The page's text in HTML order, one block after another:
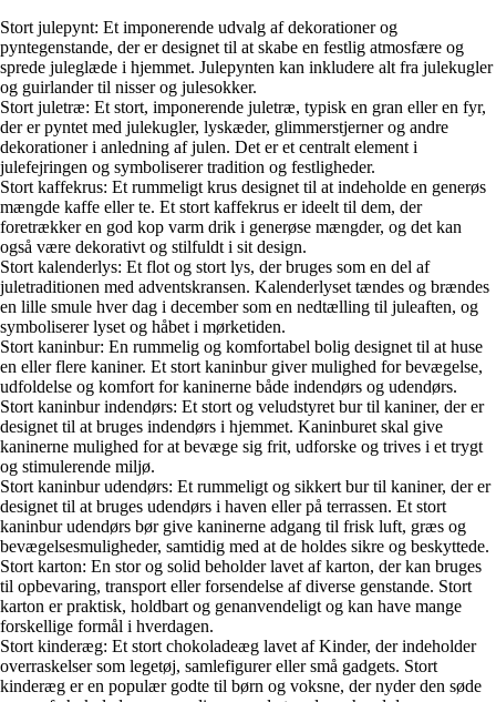
Stort julepynt: Et imponerende udvalg af dekorationer og
pyntegenstande, der er designet til at skabe en festlig atmosfære og
sprede juleglæde i hjemmet. Julepynten kan inkludere alt fra julekugler
og guirlander til nisser og julesokker.
Stort juletræ: Et stort, imponerende juletræ, typisk en gran eller en fyr,
der er pyntet med julekugler, lyskæder, glimmerstjerner og andre
dekorationer i anledning af julen. Det er et centralt element i
julefejringen og symboliserer tradition og festligheder.
Stort kaffekrus: Et rummeligt krus designet til at indeholde en generøs
mængde kaffe eller te. Et stort kaffekrus er ideelt til dem, der
foretrækker en god kop varm drik i generøse mængder, og det kan
også være dekorativt og stilfuldt i sit design.
Stort kalenderlys: Et flot og stort lys, der bruges som en del af
juletraditionen med adventskransen. Kalenderlyset tændes og brændes
en lille smule hver dag i december som en nedtælling til juleaften, og
symboliserer lyset og håbet i mørketiden.
Stort kaninbur: En rummelig og komfortabel bolig designet til at huse
en eller flere kaniner. Et stort kaninbur giver mulighed for bevægelse,
udfoldelse og komfort for kaninerne både indendørs og udendørs.
Stort kaninbur indendørs: Et stort og veludstyret bur til kaniner, der er
designet til at bruges indendørs i hjemmet. Kaninburet skal give
kaninerne mulighed for at bevæge sig frit, udforske og trives i et trygt
og stimulerende miljø.
Stort kaninbur udendørs: Et rummeligt og sikkert bur til kaniner, der er
designet til at bruges udendørs i haven eller på terrassen. Et stort
kaninbur udendørs bør give kaninerne adgang til frisk luft, græs og
bevægelsesmuligheder, samtidig med at de holdes sikre og beskyttede.
Stort karton: En stor og solid beholder lavet af karton, der kan bruges
til opbevaring, transport eller forsendelse af diverse genstande. Stort
karton er praktisk, holdbart og genanvendeligt og kan have mange
forskellige formål i hverdagen.
Stort kinderæg: Et stort chokoladeæg lavet af Kinder, der indeholder
overraskelser som legetøj, samlefigurer eller små gadgets. Stort
kinderæg er en populær godte til børn og voksne, der nyder den søde